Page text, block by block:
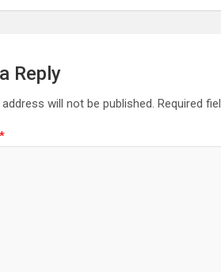
Reply
will not be published. Required
*